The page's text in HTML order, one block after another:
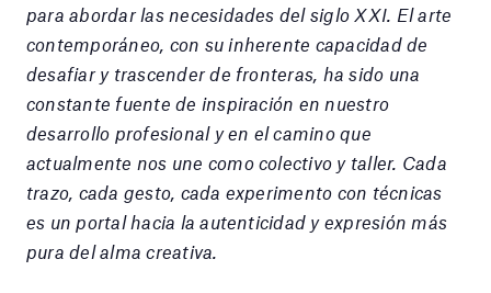
para abordar las necesidades del siglo XXI. El arte
contemporáneo, con su inherente capacidad de
desafiar y trascender de fronteras, ha sido una
constante fuente de inspiración en nuestro
desarrollo profesional y en el camino que
actualmente nos une como colectivo y taller. Cada
trazo, cada gesto, cada experimento con técnicas
es un portal hacia la autenticidad y expresión más
pura del alma creativa.